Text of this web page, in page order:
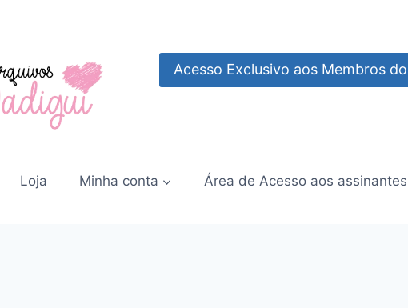
Acesso Exclusivo aos Membros
Loja Minha conta Área de Acesso aos assinantes